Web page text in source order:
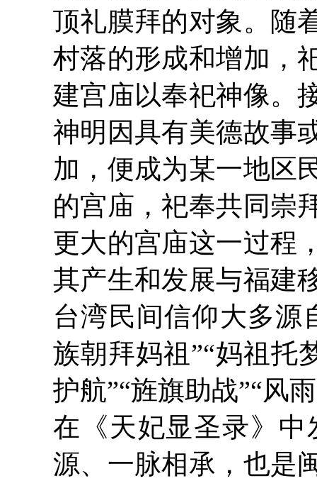
顶礼膜拜的对象。随
村落的形成和增加，
建宫庙以奉祀神像。
神明因具有美德故事
加，便成为某一地区
的宫庙，祀奉共同
更大的宫庙这一过程
其产生和发展与福建
台湾民间信仰大多源
族朝拜妈祖”“妈祖托
护航”“旌旗助战”“风
在《天妃显圣录》
源、一脉相承，也是